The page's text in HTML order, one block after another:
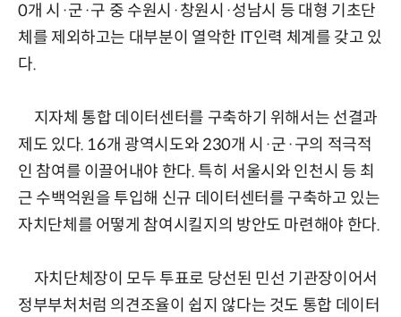
0개 시·군·구 중 수원시·창원시·성남시 등 대형 기초단
체를 제외하고는 대부분이 열악한 IT인력 체계를 갖고 있
다.
지자체 통합 데이터센터를 구축하기 위해서는 선결과
제도 있다. 16개 광역시도와 230개 시·군·구의 적극적
인 참여를 이끌어내야 한다. 특히 서울시와 인천시 등 최
근 수백억원을 투입해 신규 데이터센터를 구축하고 있는
자치단체를 어떻게 참여시킬지의 방안도 마련해야 한다.
자치단체장이 모두 투표로 당선된 민선 기관장이어서
정부부처처럼 의견조율이 쉽지 않다는 것도 통합 데이터